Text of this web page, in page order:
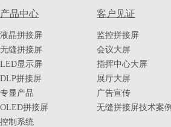
产品中心
液晶拼接屏
无缝拼接屏
LED显示屏
DLP拼接屏
专显产品
OLED拼接屏
控制系统
客户见证
监控拼接屏
会议大屏
指挥中心大屏
展厅大屏
广告宣传
无缝拼接屏技术案例